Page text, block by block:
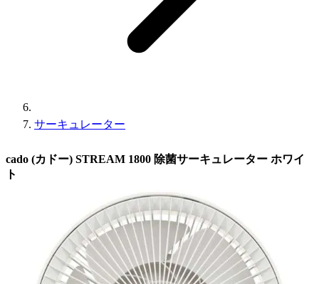
サーキュレーター
cado (カドー) STREAM 1800 除菌サーキュレーター ホワイ
ト